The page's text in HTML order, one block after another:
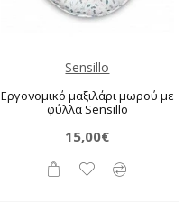
Sensillo
Εργονομικό μαξιλάρι μωρού με
φύλλα Sensillo
15,00€